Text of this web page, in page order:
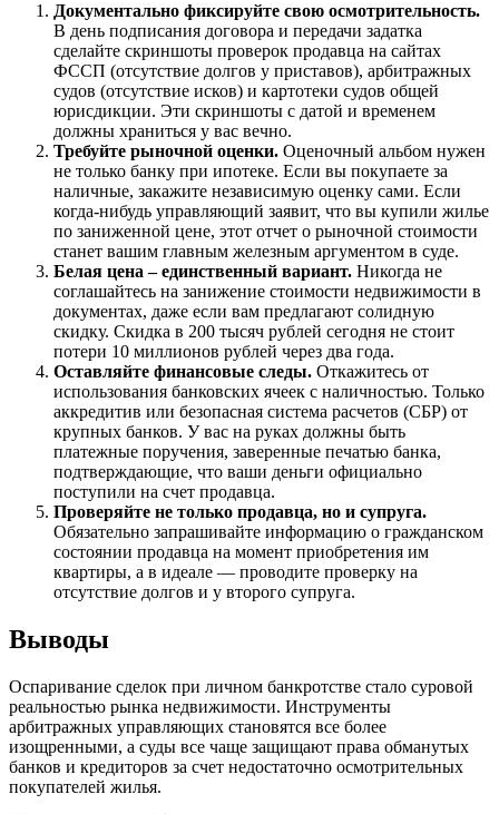
Документально фиксируйте свою осмотрительность.
В день подписания договора и передачи задатка
сделайте скриншоты проверок продавца на сайтах
ФССП (отсутствие долгов у приставов), арбитражных
судов (отсутствие исков) и картотеки судов общей
юрисдикции. Эти скриншоты с датой и временем
должны храниться у вас вечно.
Требуйте рыночной оценки. Оценочный альбом нужен
не только банку при ипотеке. Если вы покупаете за
наличные, закажите независимую оценку сами. Если
когда-нибудь управляющий заявит, что вы купили жилье
по заниженной цене, этот отчет о рыночной стоимости
станет вашим главным железным аргументом в суде.
Белая цена – единственный вариант. Никогда не
соглашайтесь на занижение стоимости недвижимости в
документах, даже если вам предлагают солидную
скидку. Скидка в 200 тысяч рублей сегодня не стоит
потери 10 миллионов рублей через два года.
Оставляйте финансовые следы. Откажитесь от
использования банковских ячеек с наличностью. Только
аккредитив или безопасная система расчетов (СБР) от
крупных банков. У вас на руках должны быть
платежные поручения, заверенные печатью банка,
подтверждающие, что ваши деньги официально
поступили на счет продавца.
Проверяйте не только продавца, но и супруга.
Обязательно запрашивайте информацию о гражданском
состоянии продавца на момент приобретения им
квартиры, а в идеале — проводите проверку на
отсутствие долгов и у второго супруга.
Выводы
Оспаривание сделок при личном банкротстве стало суровой
реальностью рынка недвижимости. Инструменты
арбитражных управляющих становятся все более
изощренными, а суды все чаще защищают права обманутых
банков и кредиторов за счет недостаточно осмотрительных
покупателей жилья.